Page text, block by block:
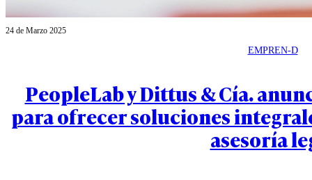
24 de Marzo 2025
EMPREN-D
PeopleLab y Dittus & Cía.
para ofrecer soluciones
asesoría